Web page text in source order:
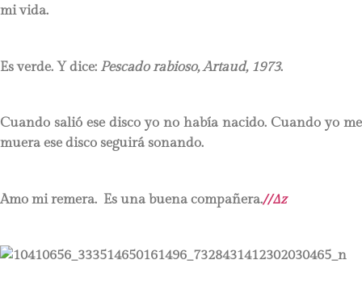
mi vida.
Es verde. Y dice: Pescado rabioso, Artaud, 1973.
Cuando salió ese disco yo no había nacido. Cuando yo me
muera ese disco seguirá sonando.
Amo mi remera. Es una buena compañera.//∆z